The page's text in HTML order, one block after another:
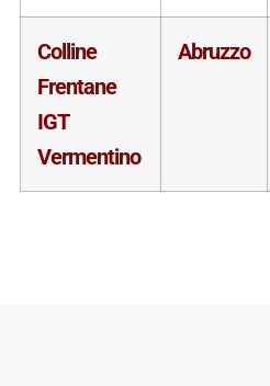
Colline
Frentane
IGT
Vermentino
Abruzzo